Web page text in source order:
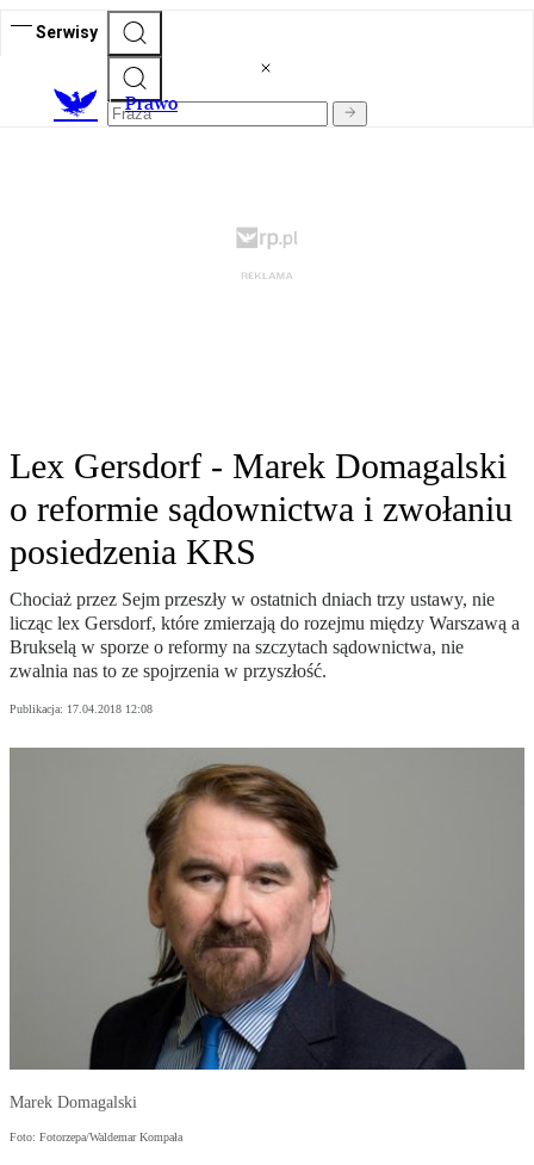
Serwisy
Prawo
Lex Gersdorf - Marek Domagalski
o reformie sądownictwa i zwołaniu
posiedzenia KRS
Chociaż przez Sejm przeszły w ostatnich dniach trzy ustawy, nie
licząc lex Gersdorf, które zmierzają do rozejmu między Warszawą a
Brukselą w sporze o reformy na szczytach sądownictwa, nie
zwalnia nas to ze spojrzenia w przyszłość.
Publikacja: 17.04.2018 12:08
Marek Domagalski
Foto: Fotorzepa/Waldemar Kompała